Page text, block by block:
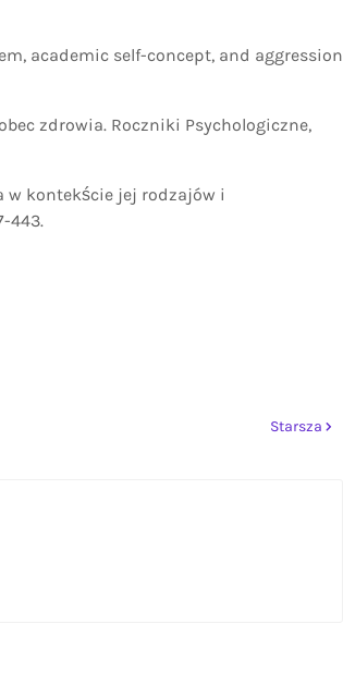
academic self-concept, and aggression
zdrowia. Roczniki Psychologiczne,
w kontekście jej rodzajów i
443.
Starsza